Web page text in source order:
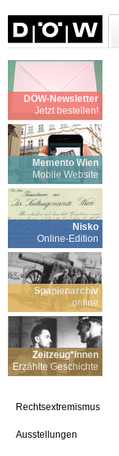
DÖW-Newsletter
Jetzt bestellen!
Memento Wien
Mobile Website
Nisko
Online-Edition
Spanienarchiv
online
Zeitzeug*innen
Erzählte Geschichte
Rechtsextremismus
Ausstellungen